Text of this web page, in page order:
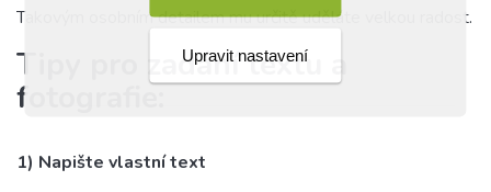
Upravit nastavení
Takovým osobním detailem mu určitě uděláte velkou radost.
Tipy pro zadání textu a
fotografie:
1) Napište vlastní text